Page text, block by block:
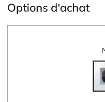
Options d'achat